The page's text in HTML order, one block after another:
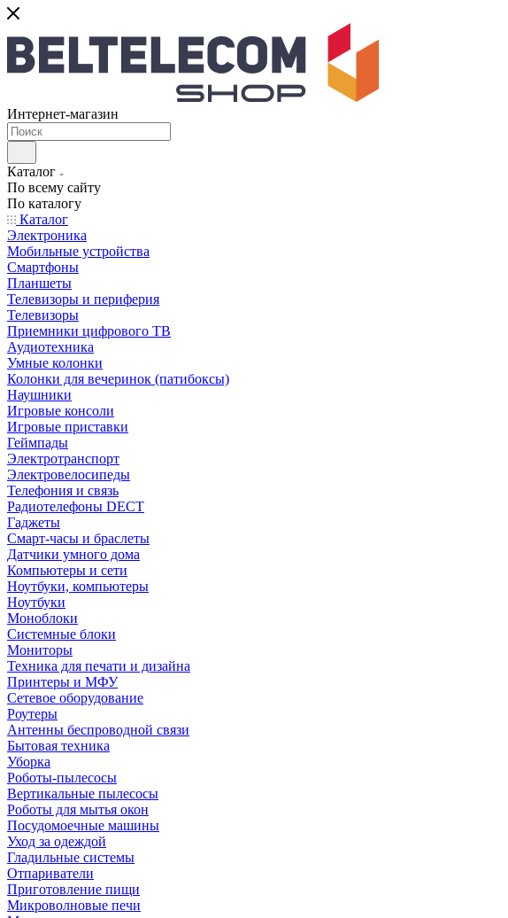
Интернет-магазин
Каталог
По всему сайту
По каталогу
Каталог
Электроника
Мобильные устройства
Смартфоны
Планшеты
Телевизоры и периферия
Телевизоры
Приемники цифрового ТВ
Аудиотехника
Умные колонки
Колонки для вечеринок (патибоксы)
Наушники
Игровые консоли
Игровые приставки
Геймпады
Электротранспорт
Электровелосипеды
Телефония и связь
Радиотелефоны DECT
Гаджеты
Смарт-часы и браслеты
Датчики умного дома
Компьютеры и сети
Ноутбуки, компьютеры
Ноутбуки
Моноблоки
Системные блоки
Мониторы
Техника для печати и дизайна
Принтеры и МФУ
Сетевое оборудование
Роутеры
Антенны беспроводной связи
Бытовая техника
Уборка
Роботы-пылесосы
Вертикальные пылесосы
Роботы для мытья окон
Посудомоечные машины
Уход за одеждой
Гладильные системы
Отпариватели
Приготовление пищи
Микроволновые печи